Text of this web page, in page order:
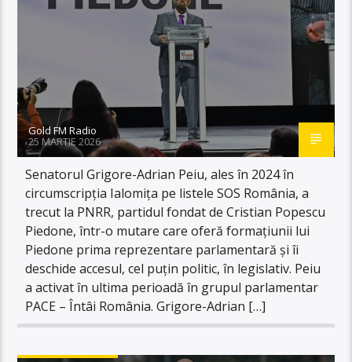
Gold FM Radio
25 MARTIE 2026
Senatorul Grigore-Adrian Peiu, ales în 2024 în
circumscripția Ialomița pe listele SOS România, a
trecut la PNRR, partidul fondat de Cristian Popescu
Piedone, într-o mutare care oferă formațiunii lui
Piedone prima reprezentare parlamentară și îi
deschide accesul, cel puțin politic, în legislativ. Peiu
a activat în ultima perioadă în grupul parlamentar
PACE – Întâi România. Grigore-Adrian […]